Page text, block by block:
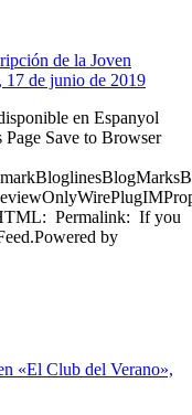
de la Joven
de junio de 2019
en Espanyol
Save to Browser
Permalink: If you
by
«El Club del Verano»,